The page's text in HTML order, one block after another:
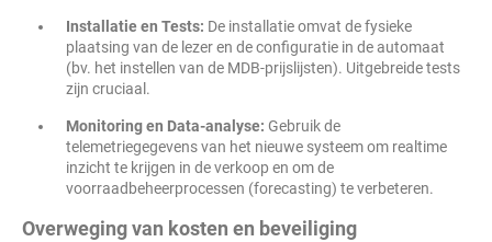
Installatie en Tests: De installatie omvat de fysieke
plaatsing van de lezer en de configuratie in de automaat
(bv. het instellen van de MDB-prijslijsten). Uitgebreide tests
zijn cruciaal.
Monitoring en Data-analyse: Gebruik de
telemetriegegevens van het nieuwe systeem om realtime
inzicht te krijgen in de verkoop en om de
voorraadbeheerprocessen (forecasting) te verbeteren.
Overweging van kosten en beveiliging